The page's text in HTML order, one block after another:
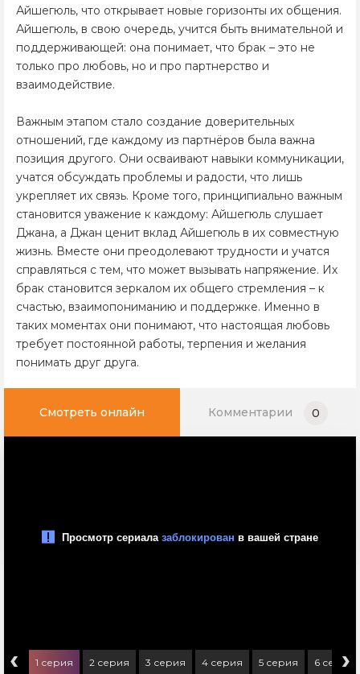
Айшегюль, что открывает новые горизонты их общения.
Айшегюль, в свою очередь, учится быть внимательной и
поддерживающей: она понимает, что брак – это не
только про любовь, но и про партнерство и
взаимодействие.
Важным этапом стало создание доверительных
отношений, где каждому из партнёров была важна
позиция другого. Они осваивают навыки коммуникации,
учатся обсуждать проблемы и радости, что лишь
укрепляет их связь. Кроме того, принципиально важным
становится уважение к каждому: Айшегюль слушает
Джана, а Джан ценит вклад Айшегюль в их совместную
жизнь. Вместе они преодолевают трудности и учатся
справляться с тем, что может вызывать напряжение. Их
брак становится зеркалом их общего стремления – к
счастью, взаимопониманию и поддержке. Именно в
таких моментах они понимают, что настоящая любовь
требует постоянной работы, терпения и желания
понимать друг друга.
Смотреть онлайн Комментарии 0
‹ 1 серия 2 серия 3 серия 4 серия 5 серия 6 серия
›